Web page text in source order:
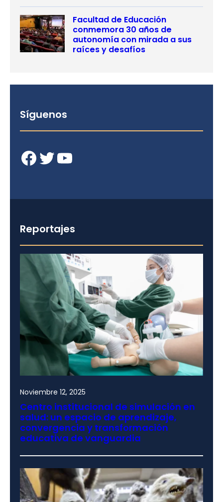
Facultad de Educación
conmemora 30 años de
autonomía con mirada a sus
raíces y desafíos
Síguenos
Facebook Twitter YouTube
Reportajes
Noviembre 12, 2025
Centro institucional de simulación en
salud: un espacio de aprendizaje,
convergencia y transformación
educativa de vanguardia